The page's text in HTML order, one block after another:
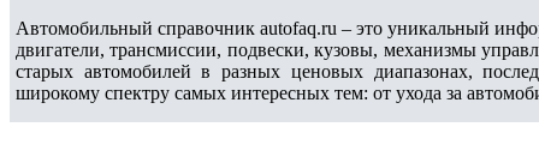
Автомобильный справочник autofaq.ru – это уникальный
двигатели, трансмиссии, подвески, кузовы, механизмы
старых автомобилей в разных ценовых диапазонах,
широкому спектру самых интересных тем: от ухода за